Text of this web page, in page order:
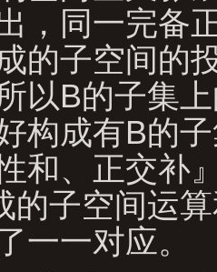
，同一完备
的子空间的
以B的子集
构成有B的
和、正交补
的子空间运
一一对应。